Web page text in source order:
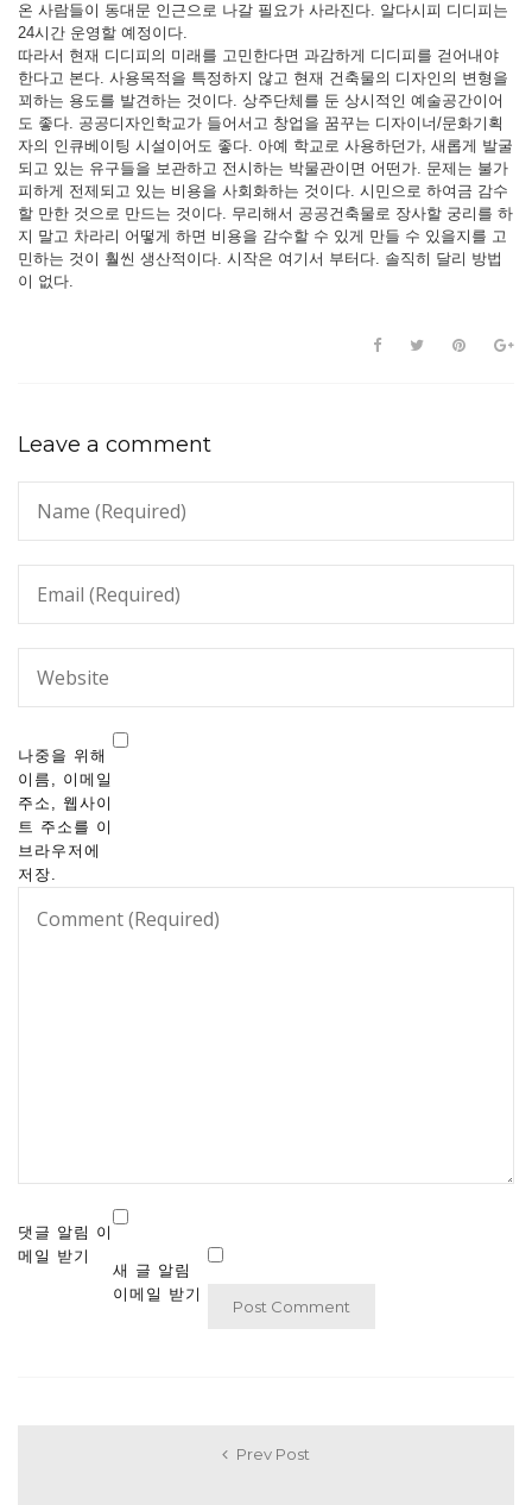
온 사람들이 동대문 인근으로 나갈 필요가 사라진다. 알다시피 디디피는
24시간 운영할 예정이다.
따라서 현재 디디피의 미래를 고민한다면 과감하게 디디피를 걷어내야
한다고 본다. 사용목적을 특정하지 않고 현재 건축물의 디자인의 변형을
꾀하는 용도를 발견하는 것이다. 상주단체를 둔 상시적인 예술공간이어
도 좋다. 공공디자인학교가 들어서고 창업을 꿈꾸는 디자이너/문화기획
자의 인큐베이팅 시설이어도 좋다. 아예 학교로 사용하던가, 새롭게 발굴
되고 있는 유구들을 보관하고 전시하는 박물관이면 어떤가. 문제는 불가
피하게 전제되고 있는 비용을 사회화하는 것이다. 시민으로 하여금 감수
할 만한 것으로 만드는 것이다. 무리해서 공공건축물로 장사할 궁리를 하
지 말고 차라리 어떻게 하면 비용을 감수할 수 있게 만들 수 있을지를 고
민하는 것이 훨씬 생산적이다. 시작은 여기서 부터다. 솔직히 달리 방법
이 없다.
Leave a comment
나중을 위해
이름, 이메일
주소, 웹사이
트 주소를 이
브라우저에
저장.
댓글 알림 이
메일 받기
새 글 알림
이메일 받기
Prev Post